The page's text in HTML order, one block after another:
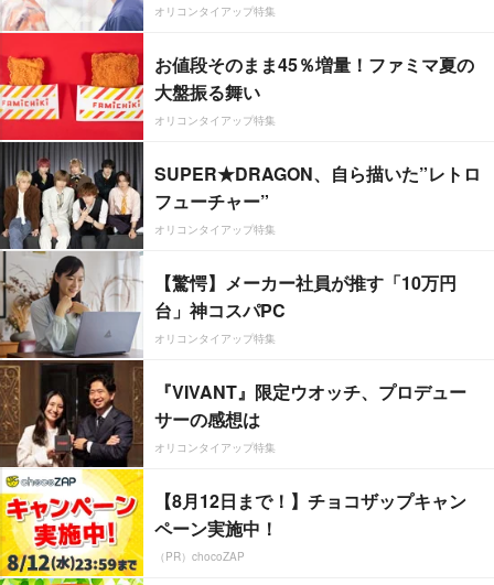
オリコンタイアップ特集
お値段そのまま45％増量！ファミマ夏の
大盤振る舞い
オリコンタイアップ特集
SUPER★DRAGON、自ら描いた”レトロ
フューチャー”
オリコンタイアップ特集
【驚愕】メーカー社員が推す「10万円
台」神コスパPC
オリコンタイアップ特集
『VIVANT』限定ウオッチ、プロデュー
サーの感想は
オリコンタイアップ特集
【8月12日まで！】チョコザップキャン
ペーン実施中！
（PR）chocoZAP